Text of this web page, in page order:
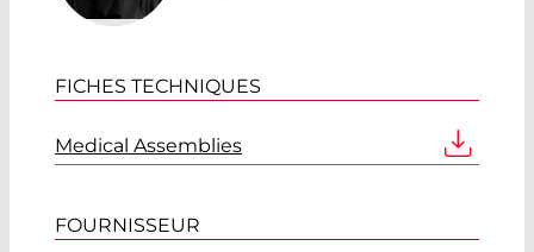
FICHES TECHNIQUES
Medical Assemblies
FOURNISSEUR